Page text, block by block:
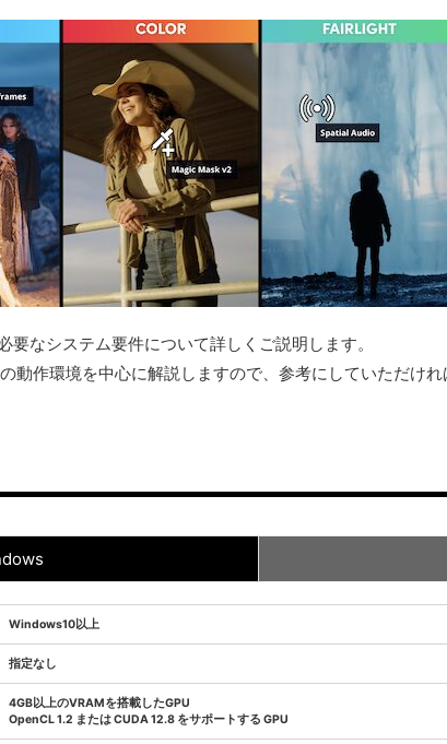
なシステム要件について詳しくご説明します。
作環境を中心に解説しますので、参考にしていただけれ
Windows10以上
指定なし
4GB以上のVRAMを搭載したGPU
OpenCL 1.2 または CUDA 12.8 をサポートする GPU